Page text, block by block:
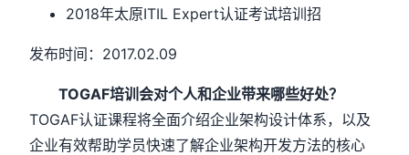
2018年太原ITIL Expert认证考试培训招
发布时间：2017.02.09
TOGAF培训会对个人和企业带来哪些好处？
TOGAF认证课程将全面介绍企业架构设计体系，以及
企业有效帮助学员快速了解企业架构开发方法的核心